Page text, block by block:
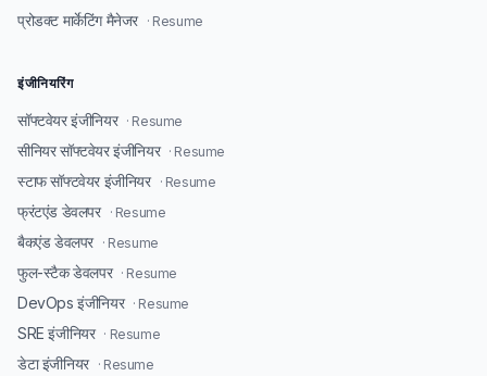
प्रोडक्ट मार्केटिंग मैनेजर · Resume
इंजीनियरिंग
सॉफ्टवेयर इंजीनियर · Resume
सीनियर सॉफ्टवेयर इंजीनियर · Resume
स्टाफ सॉफ्टवेयर इंजीनियर · Resume
फ्रंटएंड डेवलपर · Resume
बैकएंड डेवलपर · Resume
फुल-स्टैक डेवलपर · Resume
DevOps इंजीनियर · Resume
SRE इंजीनियर · Resume
डेटा इंजीनियर · Resume